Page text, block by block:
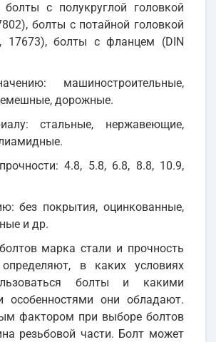
с полукруглой головкой
болты с потайной головкой
болты с фланцем (DIN
машиностроительные,
дорожные.
стальные, нержавеющие,
4.8, 5.8, 6.8, 8.8, 10.9,
без покрытия, оцинкованные,
и др.
марка стали и прочность
в каких условиях
болты и какими
особенностями они обладают.
фактором при выборе болтов
резьбовой части. Болт может